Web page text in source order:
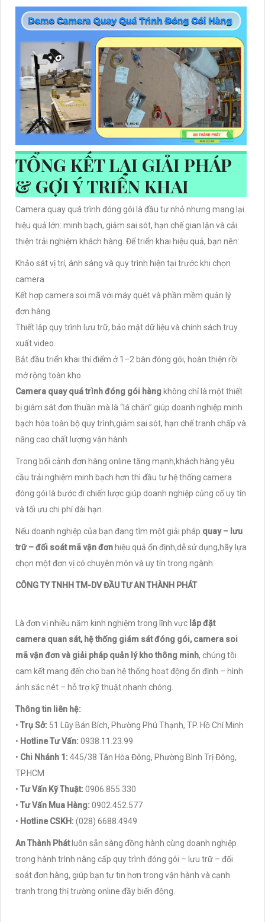
TỔNG KẾT LẠI GIẢI PHÁP
& GỢI Ý TRIỂN KHAI
Camera quay quá trình đóng gói là đầu tư nhỏ nhưng mang lại
hiệu quả lớn: minh bạch, giảm sai sót, hạn chế gian lận và cải
thiện trải nghiệm khách hàng. Để triển khai hiệu quả, bạn nên:
Khảo sát vị trí, ánh sáng và quy trình hiện tại trước khi chọn
camera.
Kết hợp camera soi mã với máy quét và phần mềm quản lý
đơn hàng.
Thiết lập quy trình lưu trữ, bảo mật dữ liệu và chính sách truy
xuất video.
Bắt đầu triển khai thí điểm ở 1–2 bàn đóng gói, hoàn thiện rồi
mở rộng toàn kho.
Camera quay quá trình đóng gói hàng không chỉ là một thiết
bị giám sát đơn thuần mà là “lá chắn” giúp doanh nghiệp minh
bạch hóa toàn bộ quy trình,giảm sai sót, hạn chế tranh chấp và
nâng cao chất lượng vận hành.
Trong bối cảnh đơn hàng online tăng mạnh,khách hàng yêu
cầu trải nghiệm minh bạch hơn thì đầu tư hệ thống camera
đóng gói là bước đi chiến lược giúp doanh nghiệp củng cố uy tín
và tối ưu chi phí dài hạn.
Nếu doanh nghiệp của bạn đang tìm một giải pháp quay – lưu
trữ – đối soát mã vận đơn hiệu quả ổn định,dễ sử dụng,hãy lựa
chọn một đơn vị có chuyên môn và uy tín trong ngành.
CÔNG TY TNHH TM-DV ĐẦU TƯ AN THÀNH PHÁT
Là đơn vị nhiều năm kinh nghiệm trong lĩnh vực lắp đặt
camera quan sát, hệ thống giám sát đóng gói, camera soi
mã vận đơn và giải pháp quản lý kho thông minh, chúng tôi
cam kết mang đến cho bạn hệ thống hoạt động ổn định – hình
ảnh sắc nét – hỗ trợ kỹ thuật nhanh chóng.
Thông tin liên hệ:
• Trụ Sở: 51 Lũy Bán Bích, Phường Phú Thạnh, TP. Hồ Chí Minh
• Hotline Tư Vấn: 0938.11.23.99
• Chi Nhánh 1: 445/38 Tân Hòa Đông, Phường Bình Trị Đông,
TP.HCM
• Tư Vấn Kỹ Thuật: 0906.855.330
• Tư Vấn Mua Hàng: 0902.452.577
• Hotline CSKH: (028) 6688.4949
An Thành Phátluôn sẵn sàng đồng hành cùng doanh nghiệp
trong hành trình nâng cấp quy trình đóng gói – lưu trữ – đối
soát đơn hàng, giúp bạn tự tin hơn trong vận hành và cạnh
tranh trong thị trường online đầy biến động.